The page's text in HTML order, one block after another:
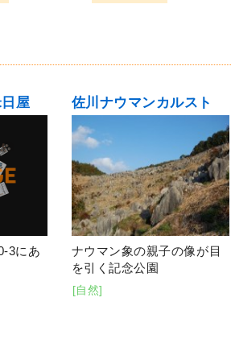
屋
3にあ
佐川ナウマンカルスト
ナウマン象の親子の像が目
を引く記念公園
[自然]